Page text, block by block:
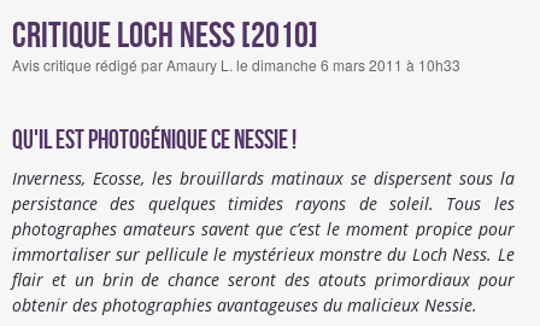
Critique Loch Ness [2010]
Avis critique rédigé par Amaury L. le dimanche 6 mars 2011 à 10h33
Qu'il est photogénique ce Nessie !
Inverness, Ecosse, les brouillards matinaux se dispersent sous la
persistance des quelques timides rayons de soleil. Tous les
photographes amateurs savent que c’est le moment propice pour
immortaliser sur pellicule le mystérieux monstre du Loch Ness. Le
flair et un brin de chance seront des atouts primordiaux pour
obtenir des photographies avantageuses du malicieux Nessie.